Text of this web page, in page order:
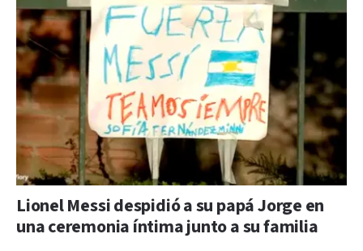
Lionel Messi despidió a su papá Jorge en
una ceremonia íntima junto a su familia